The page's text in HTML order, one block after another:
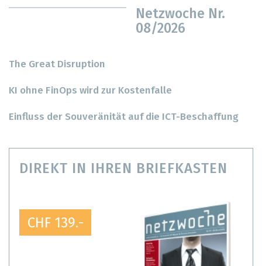
Netzwoche Nr.
08/2026
The Great Disruption
KI ohne FinOps wird zur Kostenfalle
Einfluss der Souveränität auf die ICT-Beschaffung
DIREKT IN IHREN BRIEFKASTEN
CHF 139.-